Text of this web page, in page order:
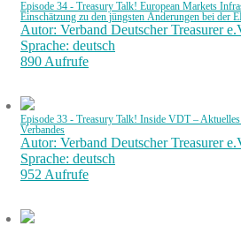
Episode 34 - Treasury Talk! European Markets
Einschätzung zu den jüngsten Änderungen bei der
Autor: Verband Deutscher Treasurer
Sprache: deutsch
890 Aufrufe
Episode 33 - Treasury Talk! Inside VDT – Aktuelles
Verbandes
Autor: Verband Deutscher Treasurer
Sprache: deutsch
952 Aufrufe